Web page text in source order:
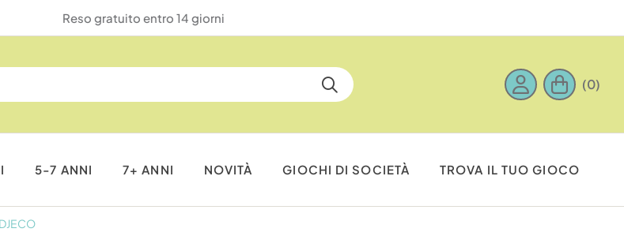
Reso gratuito entro 14 giorni
(0)
5-7 ANNI 7+ ANNI NOVITÀ GIOCHI DI SOCIETÀ TROVA IL TUO GIOCO